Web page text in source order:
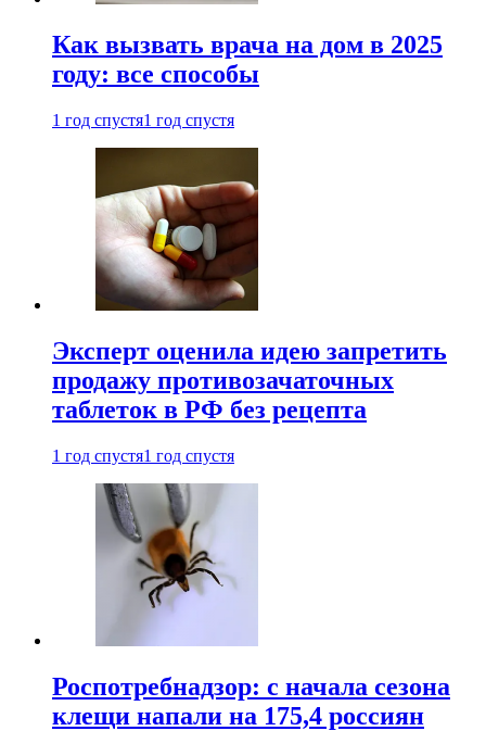
Как вызвать врача на дом в 2025
году: все способы
1 год спустя1 год спустя
Эксперт оценила идею запретить
продажу противозачаточных
таблеток в РФ без рецепта
1 год спустя1 год спустя
Роспотребнадзор: с начала сезона
клещи напали на 175,4 россиян